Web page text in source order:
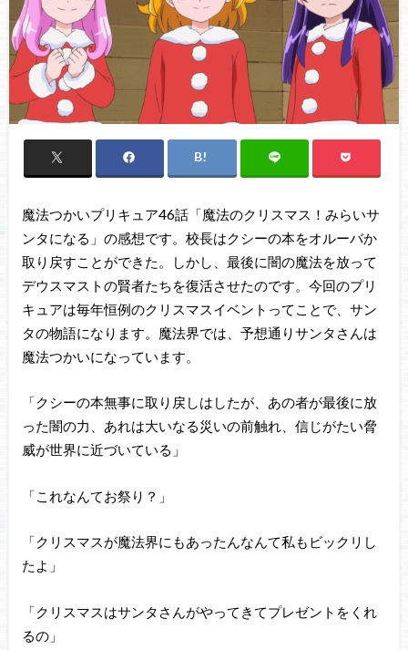
魔法つかいプリキュア46話「魔法のクリスマス！みらいサ
ンタになる」の感想です。校長はクシーの本をオルーバか
取り戻すことができた。しかし、最後に闇の魔法を放って
デウスマストの賢者たちを復活させたのです。今回のプリ
キュアは毎年恒例のクリスマスイベントってことで、サン
タの物語になります。魔法界では、予想通りサンタさんは
魔法つかいになっています。
「クシーの本無事に取り戻しはしたが、あの者が最後に放
った闇の力、あれは大いなる災いの前触れ、信じがたい脅
威が世界に近づいている」
「これなんてお祭り？」
「クリスマスが魔法界にもあったんなんて私もビックリし
たよ」
「クリスマスはサンタさんがやってきてプレゼントをくれ
るの」